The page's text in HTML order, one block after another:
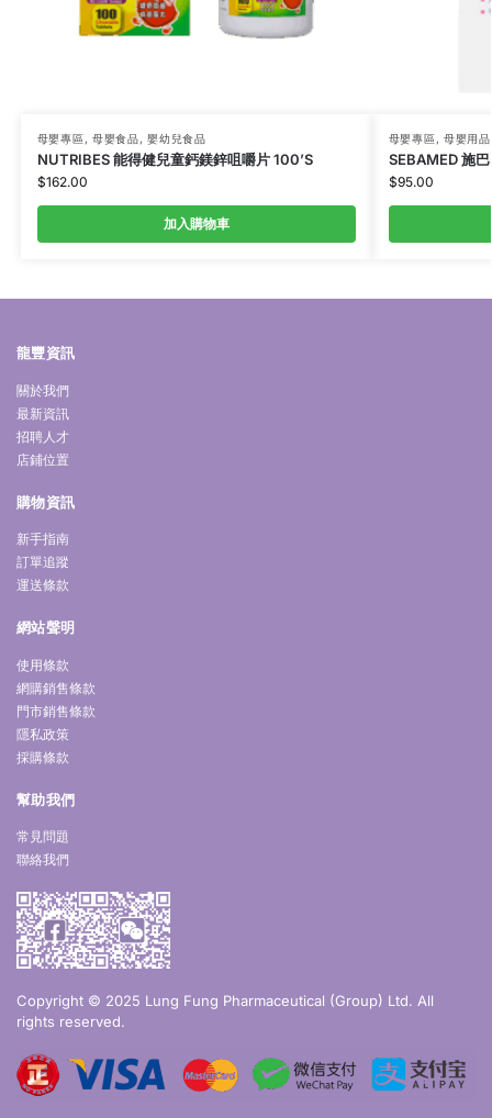
母嬰專區, 母嬰食品,嬰幼兒食品
NUTRIBES 能得健兒童鈣鎂鋅咀嚼片 100’S
$162.00
加入購物車
母嬰專區, 母嬰用品
SEBAMED 施
$95.00
龍豐資訊
關於我們
最新資訊
招聘人才
店鋪位置
購物資訊
新手指南
訂單追蹤
運送條款
網站聲明
使用條款
網購銷售條款
門市銷售條款
隱私政策
採購條款
幫助我們
常見問題
聯絡我們
Copyright © 2025 Lung Fung Pharmaceutical (Group) Ltd. All
rights reserved.